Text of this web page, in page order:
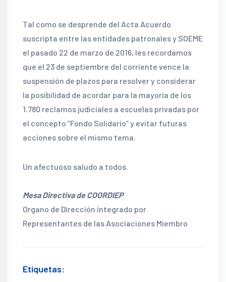
Tal como se desprende del Acta Acuerdo
suscripta entre las entidades patronales y SOEME
el pasado 22 de marzo de 2016, les recordamos
que el 23 de septiembre del corriente vence la
suspensión de plazos para resolver y considerar
la posibilidad de acordar para la mayoría de los
1.780 reclamos judiciales a escuelas privadas por
el concepto “Fondo Solidario” y evitar futuras
acciones sobre el mismo tema.
Un afectuoso saludo a todos.
Mesa Directiva de COORDIEP
Organo de Dirección integrado por
Representantes de las Asociaciones Miembro
Etiquetas: